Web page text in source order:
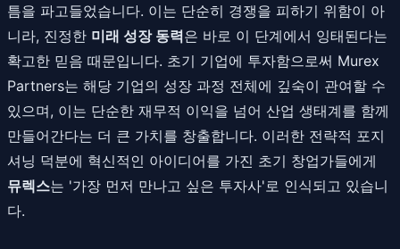
틈을 파고들었습니다. 이는 단순히 경쟁을 피하기 위함이 아
니라, 진정한 미래 성장 동력은 바로 이 단계에서 잉태된다는
확고한 믿음 때문입니다. 초기 기업에 투자함으로써 Murex
Partners는 해당 기업의 성장 과정 전체에 깊숙이 관여할 수
있으며, 이는 단순한 재무적 이익을 넘어 산업 생태계를 함께
만들어간다는 더 큰 가치를 창출합니다. 이러한 전략적 포지
셔닝 덕분에 혁신적인 아이디어를 가진 초기 창업가들에게
뮤렉스는 '가장 먼저 만나고 싶은 투자사'로 인식되고 있습니
다.